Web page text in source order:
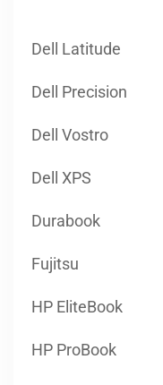
Dell Vostro
Dell XPS
Durabook
Fujitsu
HP EliteBook
HP ProBook
HP ZBook
Lenovo ThinkBook